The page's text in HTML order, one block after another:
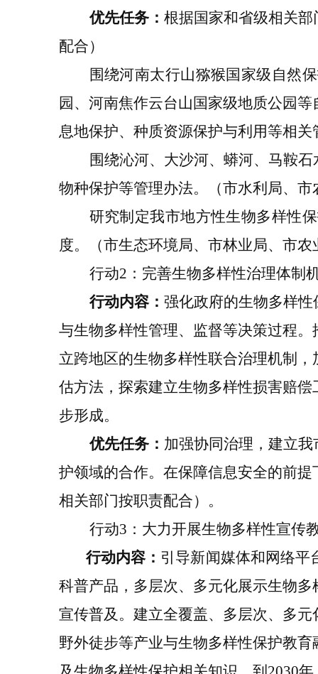
优先任务： 根据国家和省级相关
配合）
围绕河南太行山猕猴国家级自然
园、河南焦作云台山国家级地质公园等
息地保护、种质资源保护与利用等相关
围绕沁河、大沙河、蟒河、马鞍
物种保护等管理办法。
（市水利局、
研究制定我市地方性生物多样性
度。
（市生态环境局、市林业局、市
行动2 ： 完善生物多样性治理体制
行动内容： 强化政府的生物多样
与生物多样性管理、监督等决策过程
立跨地区的生物多样性联合治理机制
估方法，探索建立生物多样性损害赔偿
步形成。
优先任务： 加强协同治理 ， 建立我
护领域的合作。 在保障信息安全的前
相关部门按职责配合）。
行动3 ：大力开展生物多样性宣传
行动内容： 引导新闻媒体和网络平
科普产品 ，多层次、多元化展示生物
宣传普及。 建立全覆盖、多层次、多元
野外徒步等产业与生物多样性保护教